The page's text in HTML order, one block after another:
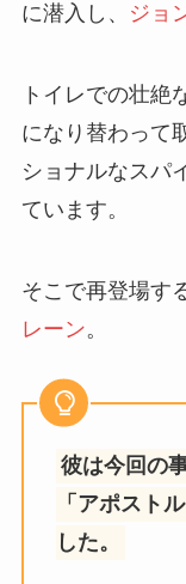
に潜入し、
ジョ
トイレでの壮絶
になり替わって
ショナルなスパ
ています。
そこで再登場す
レーン。
彼は今回の
「アポスト
した。